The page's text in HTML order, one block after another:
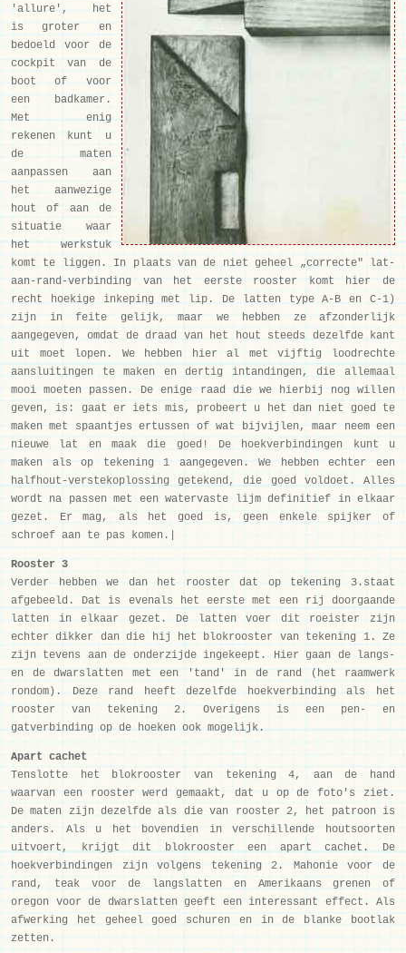
'allure', het
is groter en
bedoeld voor de
cockpit van de
boot of voor
een badkamer.
Met enig
rekenen kunt u
de maten
aanpassen aan
het aanwezige
hout of aan de
situatie waar
het werkstuk
komt te liggen. In plaats van de niet geheel „correcte" lat-
aan-rand-verbinding van het eerste rooster komt hier de
recht hoekige inkeping met lip. De latten type A-B en C-1)
zijn in feite gelijk, maar we hebben ze afzonderlijk
aangegeven, omdat de draad van het hout steeds dezelfde kant
uit moet lopen. We hebben hier al met vijftig loodrechte
aansluitingen te maken en dertig intandingen, die allemaal
mooi moeten passen. De enige raad die we hierbij nog willen
geven, is: gaat er iets mis, probeert u het dan niet goed te
maken met spaantjes ertussen of wat bijvijlen, maar neem een
nieuwe lat en maak die goed! De hoekverbindingen kunt u
maken als op tekening 1 aangegeven. We hebben echter een
halfhout-verstekoplossing getekend, die goed voldoet. Alles
wordt na passen met een watervaste lijm definitief in elkaar
gezet. Er mag, als het goed is, geen enkele spijker of
schroef aan te pas komen.|
Rooster 3
Verder hebben we dan het rooster dat op tekening 3.staat
afgebeeld. Dat is evenals het eerste met een rij doorgaande
latten in elkaar gezet. De latten voer dit roeister zijn
echter dikker dan die hij het blokrooster van tekening 1. Ze
zijn tevens aan de onderzijde ingekeept. Hier gaan de langs-
en de dwarslatten met een 'tand' in de rand (het raamwerk
rondom). Deze rand heeft dezelfde hoekverbinding als het
rooster van tekening 2. Overigens is een pen- en
gatverbinding op de hoeken ook mogelijk.
Apart cachet
Tenslotte het blokrooster van tekening 4, aan de hand
waarvan een rooster werd gemaakt, dat u op de foto's ziet.
De maten zijn dezelfde als die van rooster 2, het patroon is
anders. Als u het bovendien in verschillende houtsoorten
uitvoert, krijgt dit blokrooster een apart cachet. De
hoekverbindingen zijn volgens tekening 2. Mahonie voor de
rand, teak voor de langslatten en Amerikaans grenen of
oregon voor de dwarslatten geeft een interessant effect. Als
afwerking het geheel goed schuren en in de blanke bootlak
zetten.